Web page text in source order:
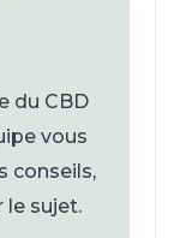
du CBD
vous
conseils,
le sujet.